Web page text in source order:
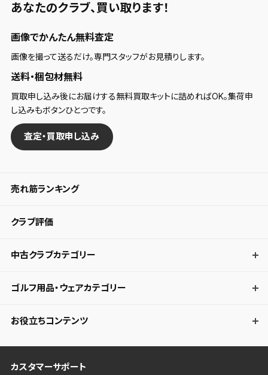
あなたのクラブ、 買い取ります！
画像でかんたん無料査定
画像を撮って送るだけ。専門スタッフがお見積りします。
送料・梱包材無料
買取申し込み後にお届けする無料買取キットに詰めればOK。集荷申
し込みもボタンひとつです。
査定・買取申し込み
売れ筋ランキング
クラブ評価
中古クラブカテゴリー
ゴルフ用品・ウェアカテゴリー
お役立ちコンテンツ
カスタマーサポート